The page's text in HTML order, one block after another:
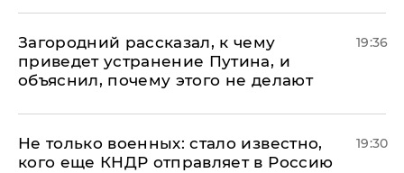
Загородний рассказал, к чему
приведет устранение Путина, и
объяснил, почему этого не делают
19:36
Не только военных: стало известно,
кого еще КНДР отправляет в Россию
19:30